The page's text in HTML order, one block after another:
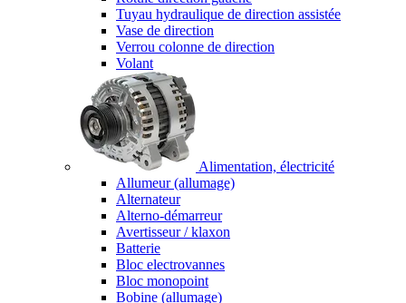
Tuyau hydraulique de direction assistée
Vase de direction
Verrou colonne de direction
Volant
Alimentation, électricité
Allumeur (allumage)
Alternateur
Alterno-démarreur
Avertisseur / klaxon
Batterie
Bloc electrovannes
Bloc monopoint
Bobine (allumage)